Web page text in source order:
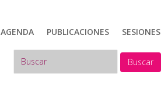
AGENDA PUBLICACIONES SESIONES
Buscar